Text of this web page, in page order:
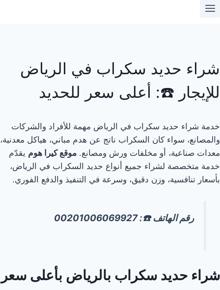
شراء حديد سكراب في الرياض
للإيجار ☎️: أعلى سعر للحديد
خدمة شراء حديد سكراب في الرياض مهمة للأفراد والشركات
والمصانع، سواء كان السكراب ناتج عن هدم مباني، هياكل معدنية،
معدات صناعية، أو مخلفات ورش ومصانع. موقع كيرا هوم يقدّم
خدمة متخصصة لشراء جميع أنواع حديد السكراب في الرياض،
بأسعار تنافسية، وزن دقيق، وسرعة في التنفيذ والدفع الفوري.
رقم الهاتف ☎️: 00201006069927
شراء حديد سكراب بالرياض بأعلى سعر